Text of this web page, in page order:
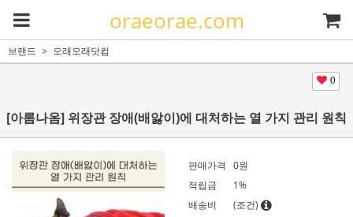
oraeorae.com
브랜드 오래오래닷컴
0
[아롬나옴] 위장관 장애(배앓이)에 대처하는 열 가지 관리 원칙
판매가격 0원
적립금
1%
배송비
(조건)